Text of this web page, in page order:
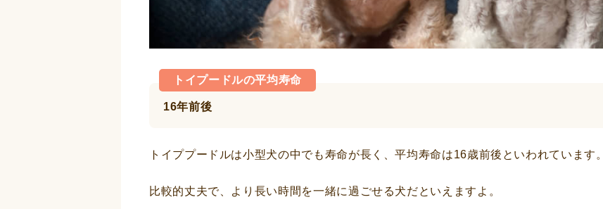
トイプードルの平均寿命
16年前後
トイププードルは小型犬の中でも寿命が長く、平均寿命は16歳前後といわれています。
比較的丈夫で、より長い時間を一緒に過ごせる犬だといえますよ。